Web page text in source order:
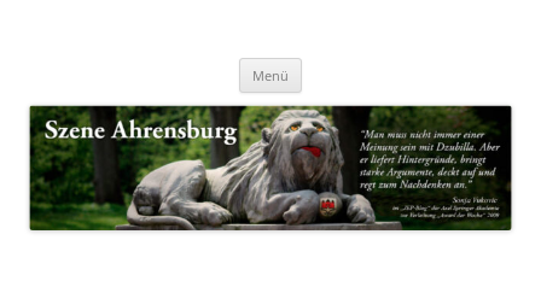
Szene Ahrensburg
Menü